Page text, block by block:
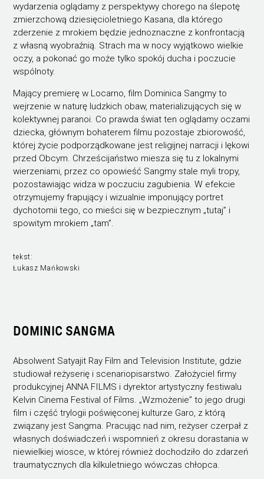
wydarzenia oglądamy z perspektywy chorego na ślepotę
zmierzchową dziesięcioletniego Kasana, dla którego
zderzenie z mrokiem będzie jednoznaczne z konfrontacją
z własną wyobraźnią. Strach ma w nocy wyjątkowo wielkie
oczy, a pokonać go może tylko spokój ducha i poczucie
wspólnoty.
Mający premierę w Locarno, film Dominica Sangmy to
wejrzenie w naturę ludzkich obaw, materializujących się w
kolektywnej paranoi. Co prawda świat ten oglądamy oczami
dziecka, głównym bohaterem filmu pozostaje zbiorowość,
której życie podporządkowane jest religijnej narracji i lękowi
przed Obcym. Chrześcijaństwo miesza się tu z lokalnymi
wierzeniami, przez co opowieść Sangmy stale myli tropy,
pozostawiając widza w poczuciu zagubienia. W efekcie
otrzymujemy frapujący i wizualnie imponujący portret
dychotomii tego, co mieści się w bezpiecznym „tutaj” i
spowitym mrokiem „tam”.
tekst:
Łukasz Mańkowski
DOMINIC SANGMA
Absolwent Satyajit Ray Film and Television Institute, gdzie
studiował reżyserię i scenariopisarstwo. Założyciel firmy
produkcyjnej ANNA FILMS i dyrektor artystyczny festiwalu
Kelvin Cinema Festival of Films. „Wzmożenie” to jego drugi
film i część trylogii poświęconej kulturze Garo, z którą
związany jest Sangma. Pracując nad nim, reżyser czerpał z
własnych doświadczeń i wspomnień z okresu dorastania w
niewielkiej wiosce, w której również dochodziło do zdarzeń
traumatycznych dla kilkuletniego wówczas chłopca.